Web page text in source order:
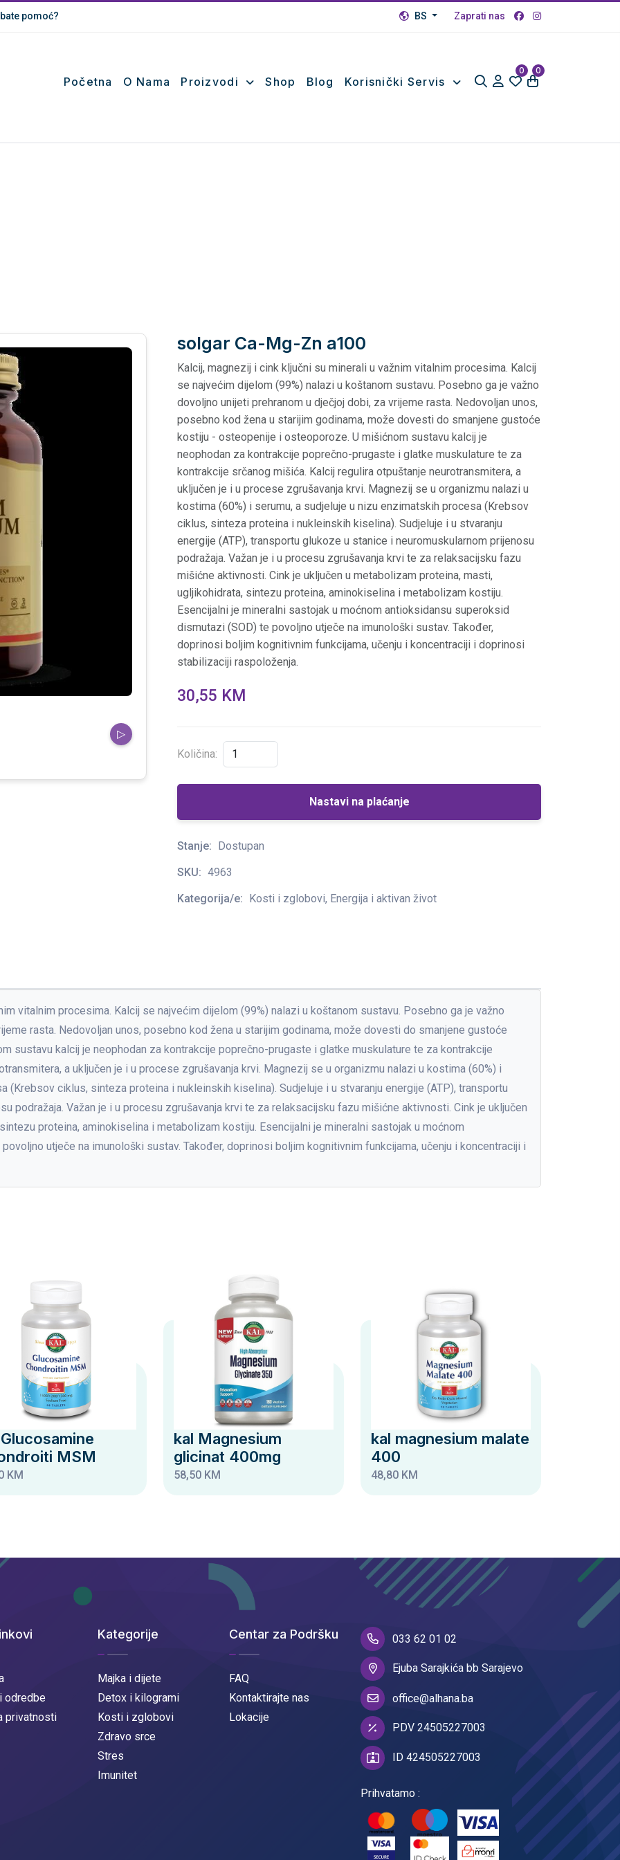
pomoć? BS Zaprati nas
Početna O Nama Proizvodi Shop Blog Korisnički Servis
0 0
▷
solgar Ca-Mg-Zn a100
Kalcij, magnezij i cink ključni su minerali u važnim vitalnim procesima. Kalcij
se najvećim dijelom (99%) nalazi u koštanom sustavu. Posebno ga je važno
dovoljno unijeti prehranom u dječjoj dobi, za vrijeme rasta. Nedovoljan unos,
posebno kod žena u starijim godinama, može dovesti do smanjene gustoće
kostiju - osteopenije i osteoporoze. U mišićnom sustavu kalcij je
neophodan za kontrakcije poprečno-prugaste i glatke muskulature te za
kontrakcije srčanog mišića. Kalcij regulira otpuštanje neurotransmitera, a
uključen je i u procese zgrušavanja krvi. Magnezij se u organizmu nalazi u
kostima (60%) i serumu, a sudjeluje u nizu enzimatskih procesa (Krebsov
ciklus, sinteza proteina i nukleinskih kiselina). Sudjeluje i u stvaranju
energije (ATP), transportu glukoze u stanice i neuromuskularnom prijenosu
podražaja. Važan je i u procesu zgrušavanja krvi te za relaksacijsku fazu
mišićne aktivnosti. Cink je uključen u metabolizam proteina, masti,
ugljikohidrata, sintezu proteina, aminokiselina i metabolizam kostiju.
Esencijalni je mineralni sastojak u moćnom antioksidansu superoksid
dismutazi (SOD) te povoljno utječe na imunološki sustav. Također,
doprinosi boljim kognitivnim funkcijama, učenju i koncentraciji i doprinosi
stabilizaciji raspoloženja.
30,55 KM
Količina:
Nastavi na plaćanje
Stanje: Dostupan
SKU: 4963
Kategorija/e: Kosti i zglobovi, Energija i aktivan život
vitalnim procesima. Kalcij se najvećim dijelom (99%) nalazi u koštanom sustavu. Posebno ga je važno
rasta. Nedovoljan unos, posebno kod žena u starijim godinama, može dovesti do smanjene gustoće
sustavu kalcij je neophodan za kontrakcije poprečno-prugaste i glatke muskulature te za kontrakcije
a uključen je i u procese zgrušavanja krvi. Magnezij se u organizmu nalazi u kostima (60%) i
(Krebsov ciklus, sinteza proteina i nukleinskih kiselina). Sudjeluje i u stvaranju energije (ATP), transportu
podražaja. Važan je i u procesu zgrušavanja krvi te za relaksacijsku fazu mišićne aktivnosti. Cink je uključen
proteina, aminokiselina i metabolizam kostiju. Esencijalni je mineralni sastojak u moćnom
utječe na imunološki sustav. Također, doprinosi boljim kognitivnim funkcijama, učenju i koncentraciji i
MSM
KM
kal Magnesium
glicinat 400mg
58,50 KM
kal magnesium malate
400
48,80 KM
odredbe
privatnosti
Kategorije
Majka i dijete
Detox i kilogrami
Kosti i zglobovi
Zdravo srce
Stres
Imunitet
Centar za Podršku
FAQ
Kontaktirajte nas
Lokacije
033 62 01 02
Ejuba Sarajkića bb Sarajevo
office@alhana.ba
PDV 24505227003
ID 424505227003
Prihvatamo :